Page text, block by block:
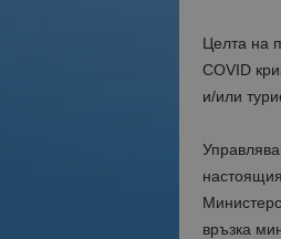
Целта на
COVID
и/или
връзка